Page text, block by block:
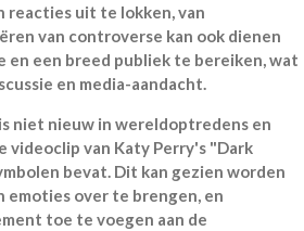
reacties uit te lokken, van
van controverse kan ook dienen
en een breed publiek te bereiken, wat
en media-aandacht.
niet nieuw in wereldoptredens en
videoclip van Katy Perry's "Dark
bevat. Dit kan gezien worden
emoties over te brengen, en
toe te voegen aan de